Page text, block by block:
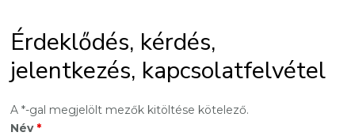
Érdeklődés, kérdés,
jelentkezés, kapcsolatfelvétel
A *-gal megjelölt mezők kitöltése kötelező.
Név *